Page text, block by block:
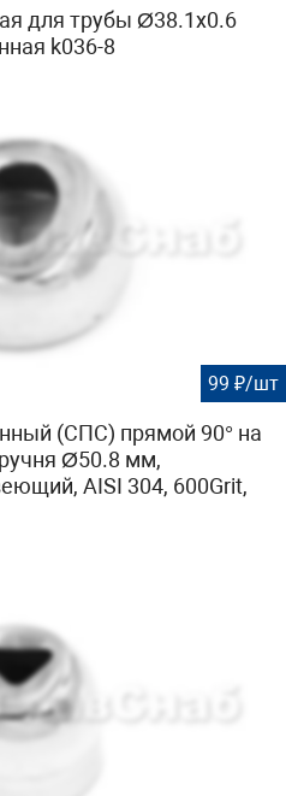
для трубы Ø38.1х0.6
k036-8
99 ₽/шт
(СПС) прямой 90° на
Ø50.8 мм,
AISI 304, 600Grit,